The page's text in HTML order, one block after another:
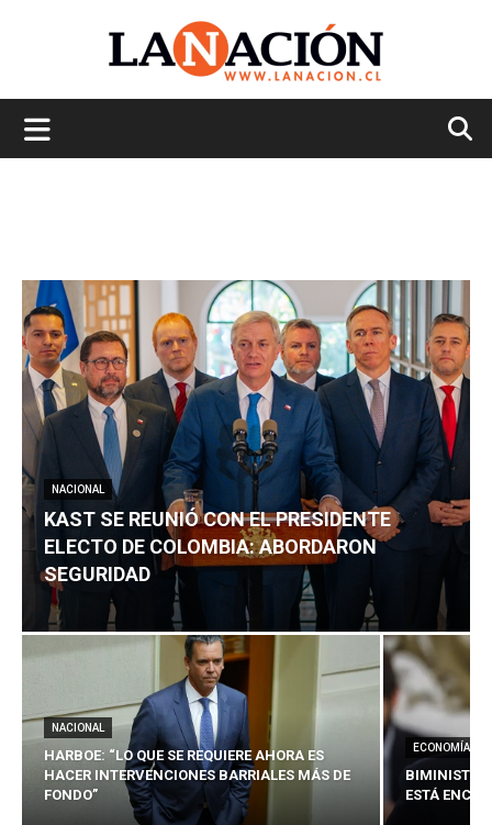
NACIONAL
KAST SE REUNIÓ CON EL PRESIDENTE
ELECTO DE COLOMBIA: ABORDARON
SEGURIDAD
NACIONAL
HARBOE: “LO QUE SE REQUIERE AHORA ES
HACER INTERVENCIONES BARRIALES MÁS DE
FONDO”
ECONOMÍA
BIMINISTRO
ESTÁ